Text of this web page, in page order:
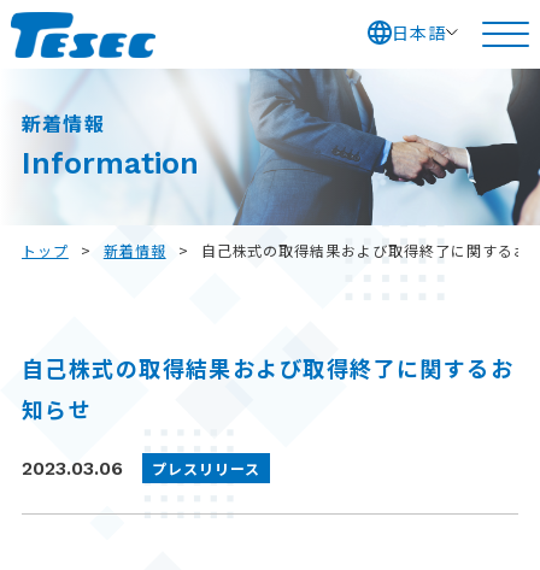
日本語
新着情報
Information
トップ > 新着情報 > 自己株式の取得結果および取得終了に関するお
自己株式の取得結果および取得終了に関するお
知らせ
2023.03.06 プレスリリース